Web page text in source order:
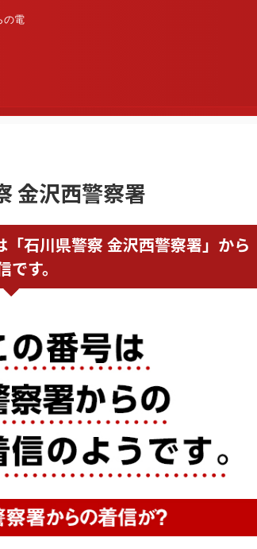
の電
金沢西警察署
石川県警察 金沢西警察署」から
です。